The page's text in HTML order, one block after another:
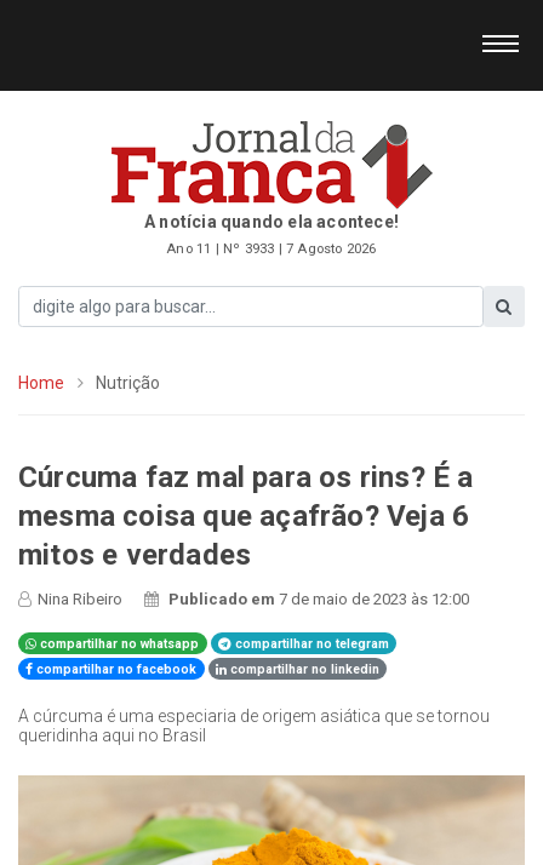
A notícia quando ela acontece!
Ano 11 | Nº 3933 | 7 Agosto 2026
Home Nutrição
Cúrcuma faz mal para os rins? É a
mesma coisa que açafrão? Veja 6
mitos e verdades
Nina Ribeiro Publicado em7 de maio de 2023 às 12:00
compartilhar no whatsapp
compartilhar no telegram
compartilhar no facebook
compartilhar no linkedin
A cúrcuma é uma especiaria de origem asiática que se tornou
queridinha aqui no Brasil